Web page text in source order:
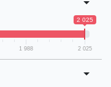
2 025
1 988 2 025